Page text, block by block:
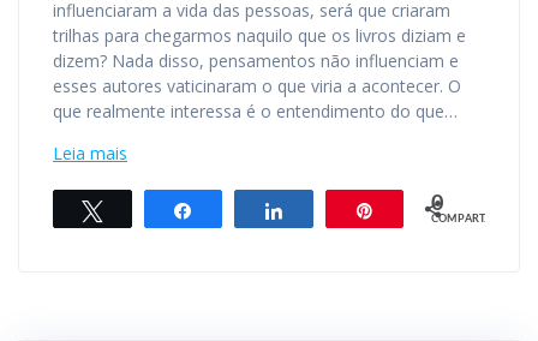
influenciaram a vida das pessoas, será que criaram
trilhas para chegarmos naquilo que os livros diziam e
dizem? Nada disso, pensamentos não influenciam e
esses autores vaticinaram o que viria a acontecer. O
que realmente interessa é o entendimento do que…
Leia mais
Compartilhar Compartilhar 0
COMPART.